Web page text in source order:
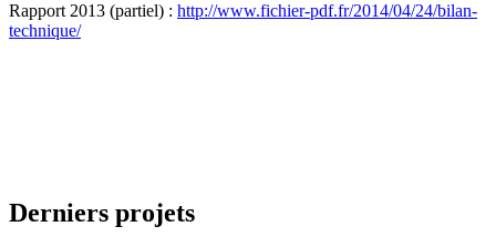
Rapport 2013 (partiel) : http://www.fichier-pdf.fr/2014/04/24/bilan-
technique/
Derniers projets